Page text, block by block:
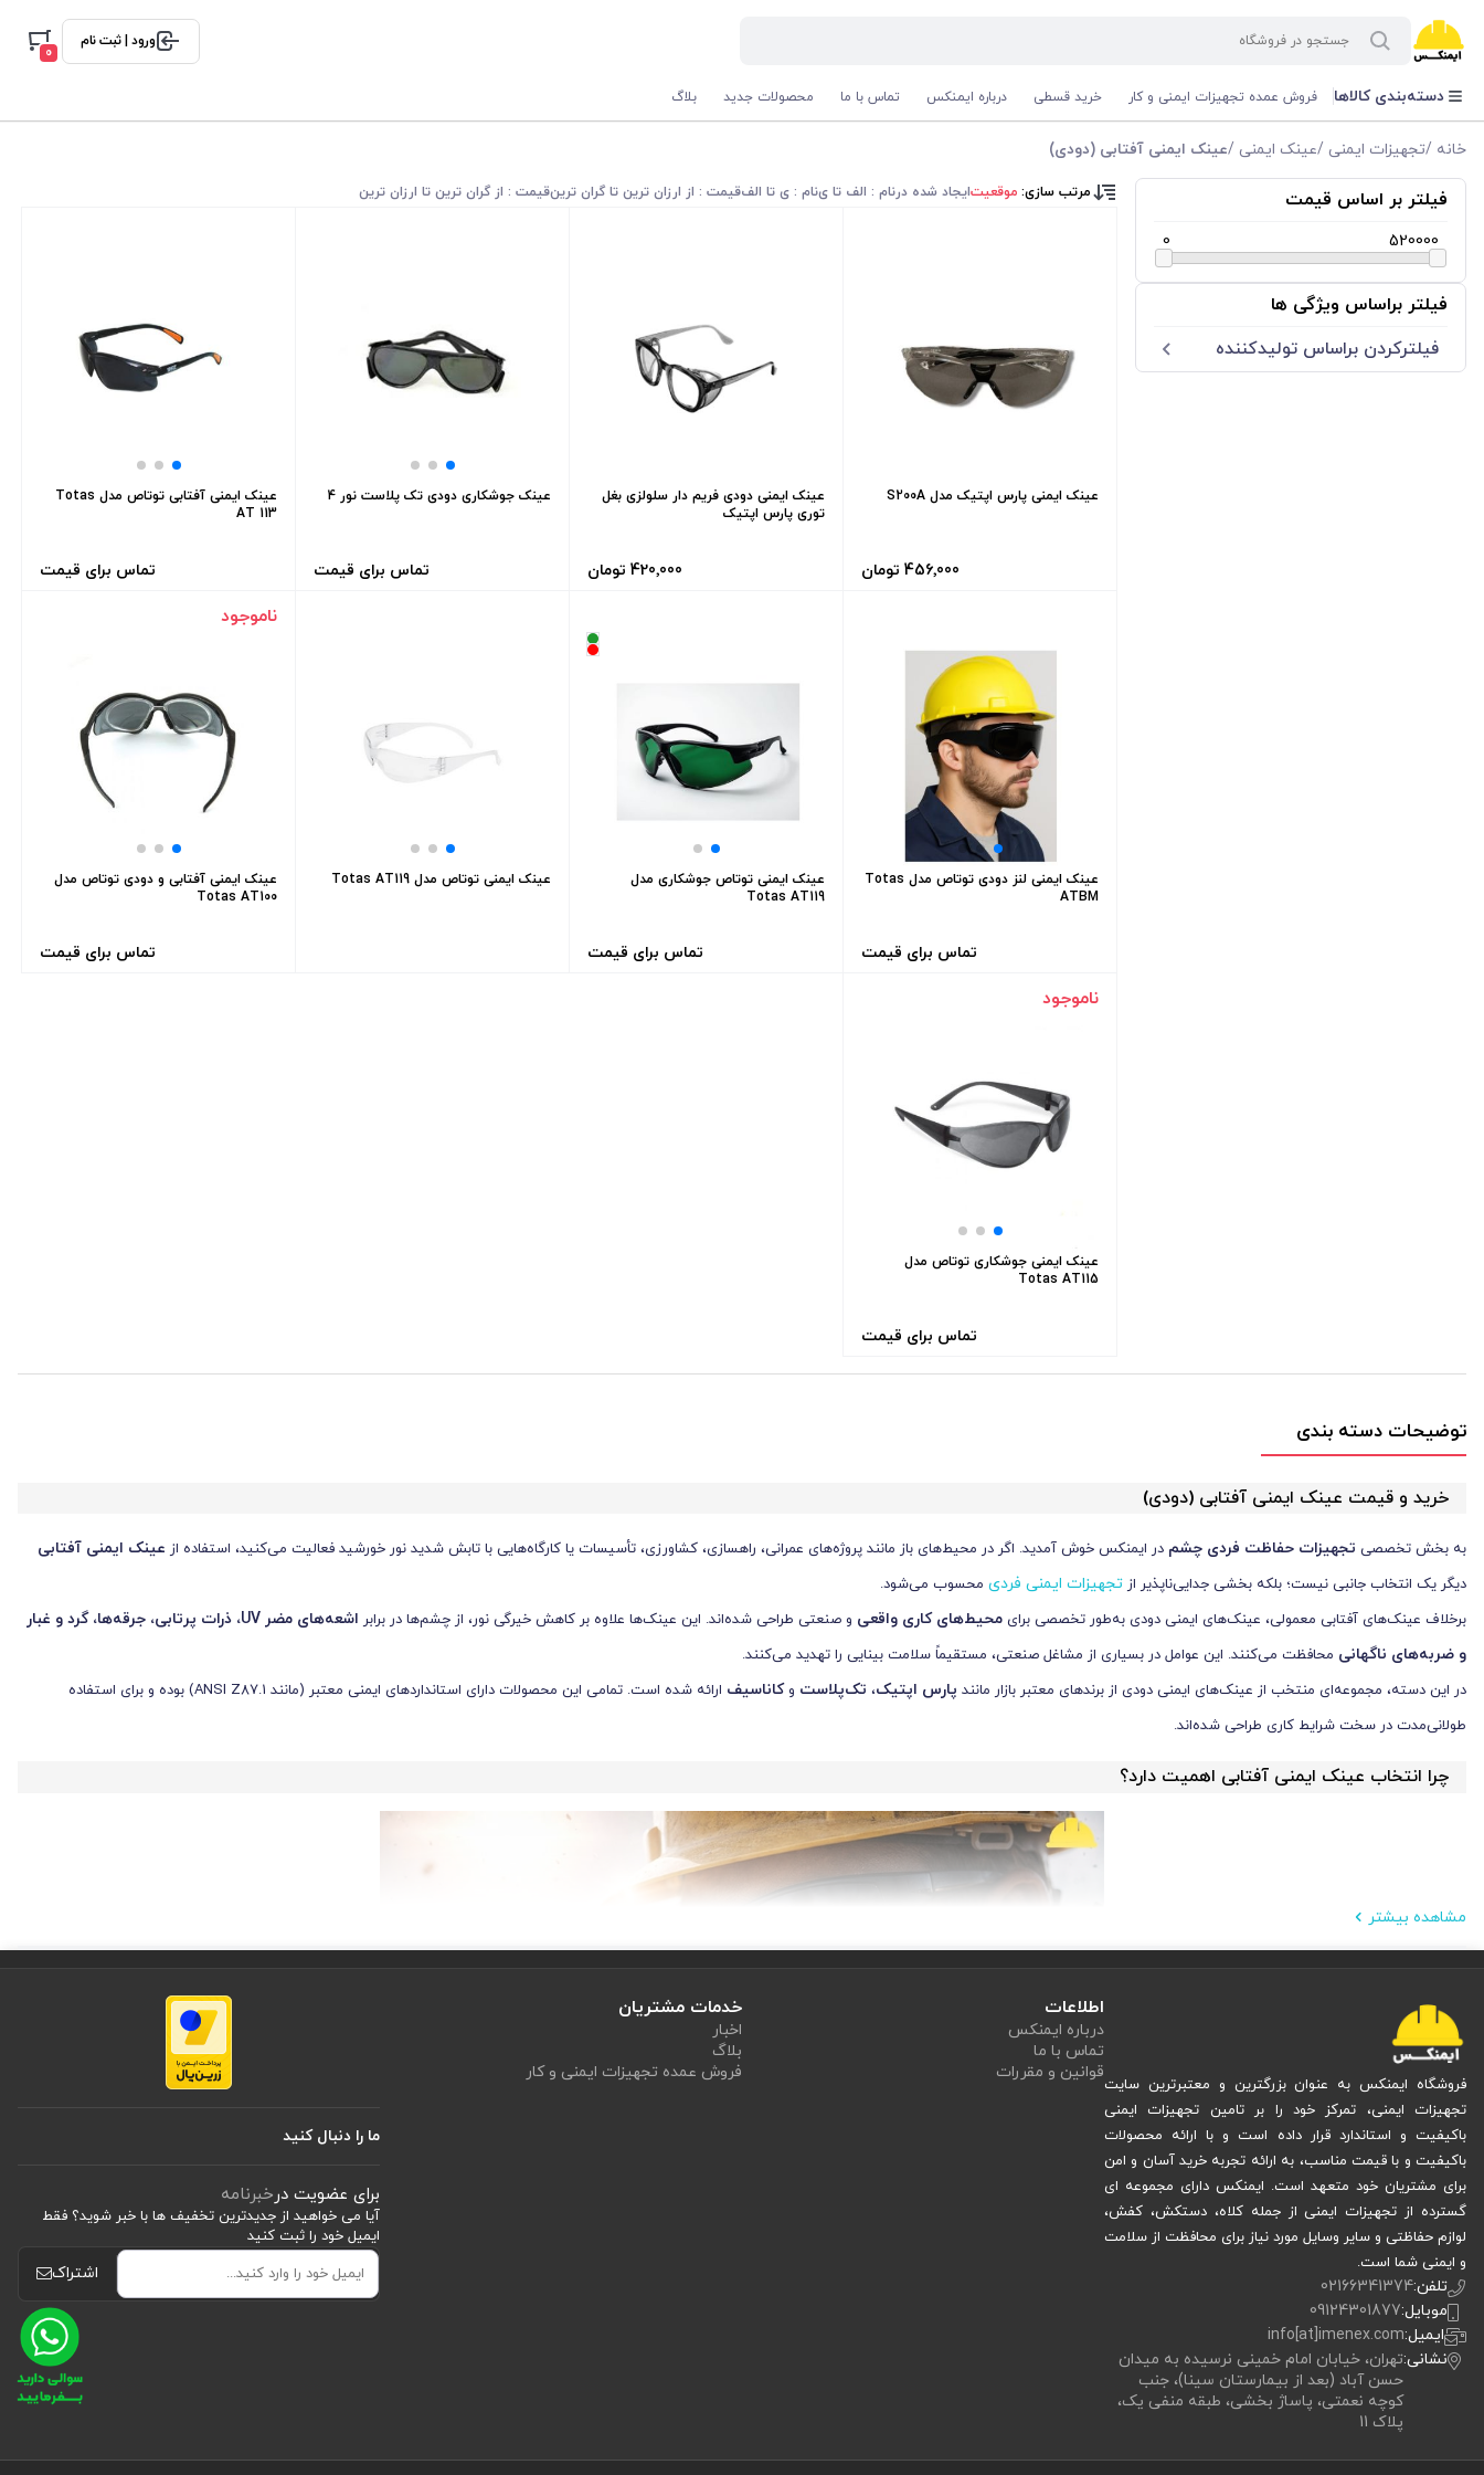
ورود | ثبت نام
0
دسته‌بندی کالاها فروش عمده تجهیزات ایمنی و کار خرید قسطی درباره ایمنکس تماس با ما محصولات جدید بلاگ
خانه /تجهیزات ایمنی /عینک ایمنی /عینک ایمنی آفتابی (دودی)
فیلتر بر اساس قیمت
0 520000
فیلتر براساس ویژگی ها
فیلترکردن براساس تولید‌کننده
مرتب سازی: موقعیتایجاد شده درنام : الف تا ینام : ی تا الفقیمت : از ارزان ترین تا گران ترینقیمت : از گران ترین تا ارزان ترین
عینک ایمنی پارس اپتیک مدل S200A
456٬000 تومان
عینک ایمنی دودی فریم دار سلولزی بغل
توری پارس اپتیک
420٬000 تومان
عینک جوشکاری دودی تک پلاست نور 4
تماس برای قیمت
عینک ایمنی آفتابی توتاص مدل Totas
AT 113
تماس برای قیمت
عینک ایمنی لنز دودی توتاص مدل Totas
ATBM
تماس برای قیمت
عینک ایمنی توتاص جوشکاری مدل
Totas AT119
تماس برای قیمت
عینک ایمنی توتاص مدل Totas AT119
ناموجود
عینک ایمنی آفتابی و دودی توتاص مدل
Totas AT100
تماس برای قیمت
ناموجود
عینک ایمنی جوشکاری توتاص مدل
Totas AT115
تماس برای قیمت
توضیحات دسته بندی
خرید و قیمت عینک ایمنی آفتابی (دودی)
به بخش تخصصی تجهیزات حفاظت فردی چشم در ایمنکس خوش آمدید. اگر در محیط‌های باز مانند پروژه‌های عمرانی، راهسازی، کشاورزی، تأسیسات یا کارگاه‌هایی با تابش شدید نور خورشید فعالیت می‌کنید، استفاده از عینک ایمنی آفتابی
دیگر یک انتخاب جانبی نیست؛ بلکه بخشی جدایی‌ناپذیر از تجهیزات ایمنی فردی محسوب می‌شود.
برخلاف عینک‌های آفتابی معمولی، عینک‌های ایمنی دودی به‌طور تخصصی برای محیط‌های کاری واقعی و صنعتی طراحی شده‌اند. این عینک‌ها علاوه بر کاهش خیرگی نور، از چشم‌ها در برابر
اشعه‌های مضر UV، ذرات پرتابی، جرقه‌ها، گرد و غبار
و ضربه‌های ناگهانی محافظت می‌کنند. این عوامل در بسیاری از مشاغل صنعتی، مستقیماً سلامت بینایی را تهدید می‌کنند.
در این دسته، مجموعه‌ای منتخب از عینک‌های ایمنی دودی از برندهای معتبر بازار مانند پارس اپتیک، تک‌پلاست وکاناسیف
ارائه شده است. تمامی این محصولات دارای استانداردهای ایمنی معتبر (مانند ANSI Z87.1) بوده و برای استفاده
طولانی‌مدت در سخت شرایط کاری طراحی شده‌اند.
چرا انتخاب عینک ایمنی آفتابی اهمیت دارد؟
قرار گرفتن مداوم چشم در معرض نور شدید خورشید، به‌ویژه در محیط‌های باز، می‌تواند در بلندمدت باعث
، کاهش تمرکز، تاری دید و حتی آسیب‌های جدی مانند آب‌مروارید شود. زمانی که این شرایط با خطرات فیزیکی محیط کار
مانند پرتاب ذرات، گردوغبار یا برخورد اجسام کوچک ترکیب می‌شود، ریسک آسیب چند برابر خواهد شد.
عینک ایمنی آفتابی استاندارد با فیلتر UV مناسب و لنز مقاوم، هم‌زمان دو وظیفه مهم را انجام می‌دهد:
کاهش فشار نوری و افزایش وضوح دید در فضای باز
ایجاد سد فیزیکی ایمن برای محافظت از چشم در برابر ضربه و ذرات
این ترکیب دقیقاً همان چیزی است که در محیط‌های صنعتی مورد نیاز است.
مشاهده بیشتر
فروشگاه ایمنکس به عنوان بزرگترین و معتبرترین سایت
تجهیزات ایمنی، تمرکز خود را بر تامین تجهیزات ایمنی
باکیفیت و استاندارد قرار داده است و با ارائه محصولات
باکیفیت و با قیمت مناسب، به ارائه تجربه خرید آسان و امن
برای مشتریان خود متعهد است. ایمنکس دارای مجموعه ای
گسترده از تجهیزات ایمنی از جمله کلاه، دستکش، کفش،
لوازم حفاظتی و سایر وسایل مورد نیاز برای محافظت از سلامت
و ایمنی شما است.
تلفن:02166341374
موبایل:09124301877
ایمیل:info[at]imenex.com
نشانی:تهران، خیابان امام خمینی نرسیده به میدان
حسن آباد (بعد از بیمارستان سینا)، جنب
کوچه نعمتی، پاساژ بخشی، طبقه منفی یک،
پلاک 11
اطلاعات
درباره ایمنکس
تماس با ما
قوانین و مقررات
خدمات مشتریان
اخبار
بلاگ
فروش عمده تجهیزات ایمنی و کار
ما را دنبال کنید
برای عضویت درخبرنامه
آیا می خواهید از جدید‌ترین تخفیف‌ ها با‌ خبر شوید؟ فقط
ایمیل خود را ثبت کنید
اشتراک